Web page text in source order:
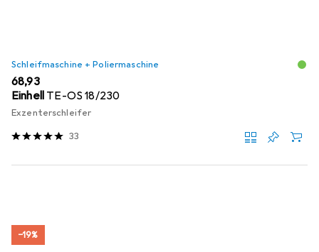
Schleifmaschine + Poliermaschine
EUR
68,93
Einhell TE-OS 18/230
Exzenterschleifer
33
−19%